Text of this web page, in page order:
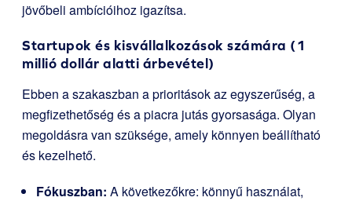
jövőbeli ambícióihoz igazítsa.
Startupok és kisvállalkozások számára (1
millió dollár alatti árbevétel)
Ebben a szakaszban a prioritások az egyszerűség, a
megfizethetőség és a piacra jutás gyorsasága. Olyan
megoldásra van szüksége, amely könnyen beállítható
és kezelhető.
Fókuszban: A következőkre: könnyű használat,